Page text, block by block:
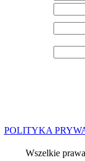
POLITYKA
Wszelkie